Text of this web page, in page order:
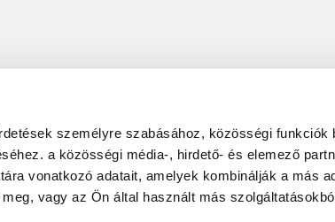
személyre szabásához, közösségi funkciók
a közösségi média-, hirdető- és elemező
vonatkozó adatait, amelyek kombinálják a más
vagy az Ön által használt más